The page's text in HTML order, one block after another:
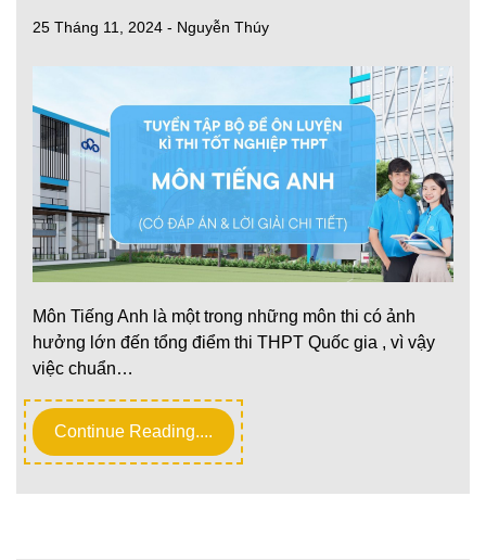
25 Tháng 11, 2024 - Nguyễn Thúy
Môn Tiếng Anh là một trong những môn thi có ảnh
hưởng lớn đến tổng điểm thi THPT Quốc gia , vì vậy
việc chuẩn…
Continue Reading....